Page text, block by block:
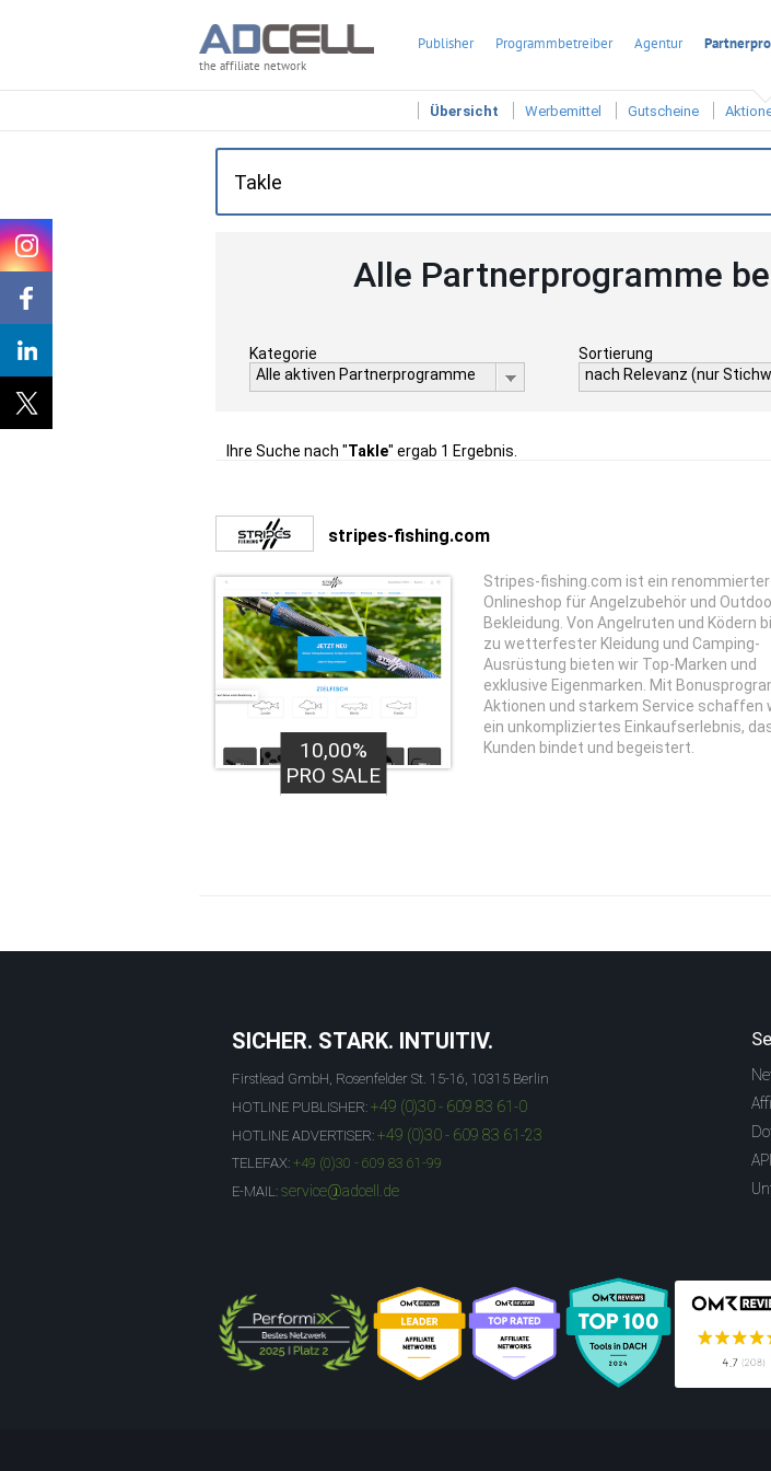
the affiliate network
Publisher Programmbetreiber Agentur
Übersicht Werbemittel Gutscheine
Alle Partnerprogramme
Kategorie
Alle aktiven Partnerprogramme
Sortierung
nach Relevanz (nur
Ihre Suche nach "Takle" ergab 1 Ergebnis.
stripes-fishing.com
10,00%
PRO SALE
Stripes-fishing.com ist ein renommierter
Onlineshop für Angelzubehör und
Bekleidung. Von Angelruten und Ködern
zu wetterfester Kleidung und Camping-
Ausrüstung bieten wir Top-Marken und
exklusive Eigenmarken. Mit
Aktionen und starkem Service schaffen
ein unkompliziertes Einkaufserlebnis,
Kunden bindet und begeistert.
SICHER. STARK. INTUITIV.
Firstlead GmbH, Rosenfelder St. 15-16, 10315 Berlin
HOTLINE PUBLISHER: +49 (0)30 - 609 83 61-0
HOTLINE ADVERTISER: +49 (0)30 - 609 83 61-23
TELEFAX: +49 (0)30 - 609 83 61-99
E-MAIL: service@adcell.de
API